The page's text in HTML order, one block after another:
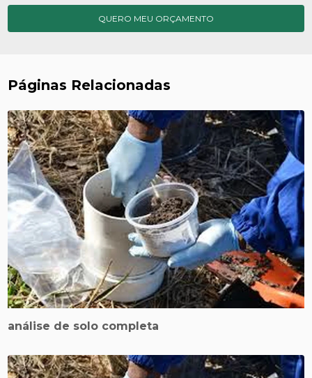
QUERO MEU ORÇAMENTO
Páginas Relacionadas
análise de solo completa